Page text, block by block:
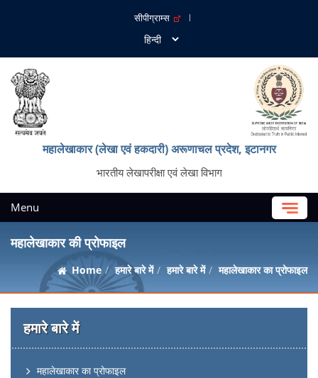
सीपीग्राम्स
महालेखाकार (लेखा एवं हकदारी) अरूणाचल प्रदेश, इटानगर
भारतीय लेखापरीक्षा एवं लेखा विभाग
Menu
महालेखाकार की प्रोफाइल
Home हमारे बारे में हमारे बारे में महालेखाकार का प्रोफाइल
हमारे बारे में
महालेखाकार का प्रोफाइल